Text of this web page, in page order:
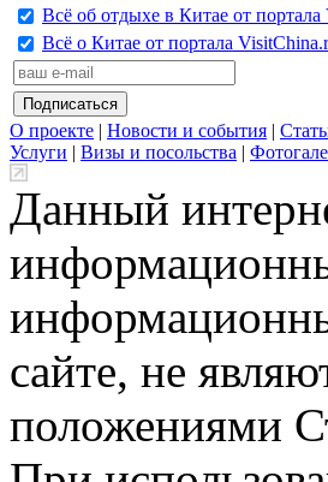
Всё об отдыхе в Китае от портала
Всё о Китае от портала
О проекте | Новости и события |
Услуги | Визы и посольства |
Данный
сайте, не
положениями